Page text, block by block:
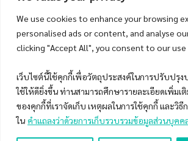
We use cookies to enhance your browsing
personalised ads or content, and analyse
clicking "Accept All", you consent to our
เว็บไซต์นี้ใช้คุกกี้เพื่อวัตถุประสงค์ในการปรับปรุ
ใช้ให้ดียิ่งขึ้น ท่านสามารถศึกษารายละเอียดเพิ่มเ
ของคุกกี้ที่เราจัดเก็บ เหตุผลในการใช้คุกกี้ และวิธี
ใน คำแถลงว่าด้วยการเก็บรวบรวมข้อมูลส่วนบุคค
FacebookYouTube
© 2026 Copyright by